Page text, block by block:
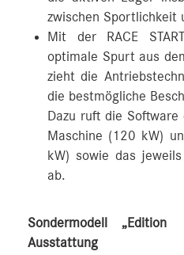
zwischen Sportlichkeit
Mit der RACE
optimale Spurt aus
zieht die
die bestmögliche
Dazu ruft die
Maschine (120 kW)
kW) sowie das
ab.
Sondermodell
Ausstattung